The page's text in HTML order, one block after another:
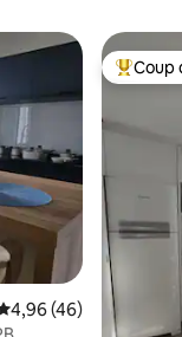
plus aimés
moyenne de
4,96 (46)
Coup
Coup